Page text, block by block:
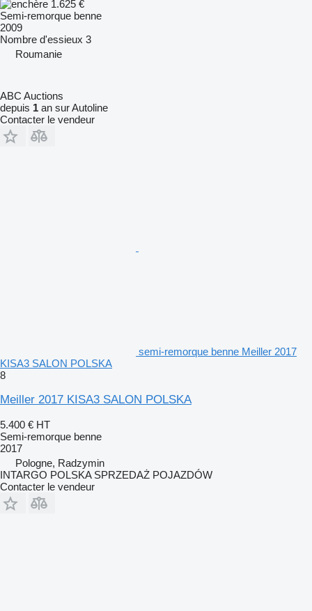
1.625 €
Semi-remorque benne
2009
Nombre d'essieux 3
Roumanie
ABC Auctions
depuis 1 an sur Autoline
Contacter le vendeur
semi-remorque benne Meiller 2017
KISA3 SALON POLSKA
8
Meiller 2017 KISA3 SALON POLSKA
5.400 € HT
Semi-remorque benne
2017
Pologne, Radzymin
INTARGO POLSKA SPRZEDAŻ POJAZDÓW
Contacter le vendeur